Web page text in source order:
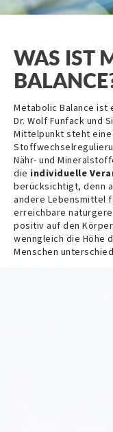
WAS IST
Metabolic Balance ist
Dr. Wolf Funfack und
Mittelpunkt steht
Nähr- und
die individuelle
berücksichtigt, denn
andere Lebensmittel
erreichbare
positiv auf den
wenngleich die Höhe
Menschen